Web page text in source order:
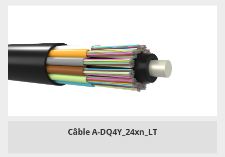
Câble A-DQ4Y_24xn_LT